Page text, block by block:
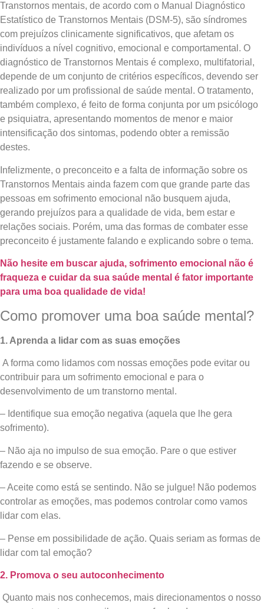
Transtornos mentais, de acordo com o Manual Diagnóstico
Estatístico de Transtornos Mentais (DSM-5), são síndromes
com prejuízos clinicamente significativos, que afetam os
indivíduos a nível cognitivo, emocional e comportamental. O
diagnóstico de Transtornos Mentais é complexo, multifatorial,
depende de um conjunto de critérios específicos, devendo ser
realizado por um profissional de saúde mental. O tratamento,
também complexo, é feito de forma conjunta por um psicólogo
e psiquiatra, apresentando momentos de menor e maior
intensificação dos sintomas, podendo obter a remissão
destes.
Infelizmente, o preconceito e a falta de informação sobre os
Transtornos Mentais ainda fazem com que grande parte das
pessoas em sofrimento emocional não busquem ajuda,
gerando prejuízos para a qualidade de vida, bem estar e
relações sociais. Porém, uma das formas de combater esse
preconceito é justamente falando e explicando sobre o tema.
Não hesite em buscar ajuda, sofrimento emocional não é
fraqueza e cuidar da sua saúde mental é fator importante
para uma boa qualidade de vida!
Como promover uma boa saúde mental?
1. Aprenda a lidar com as suas emoções
A forma como lidamos com nossas emoções pode evitar ou
contribuir para um sofrimento emocional e para o
desenvolvimento de um transtorno mental.
– Identifique sua emoção negativa (aquela que lhe gera
sofrimento).
– Não aja no impulso de sua emoção. Pare o que estiver
fazendo e se observe.
– Aceite como está se sentindo. Não se julgue! Não podemos
controlar as emoções, mas podemos controlar como vamos
lidar com elas.
– Pense em possibilidade de ação. Quais seriam as formas de
lidar com tal emoção?
2. Promova o seu autoconhecimento
Quanto mais nos conhecemos, mais direcionamentos o nosso